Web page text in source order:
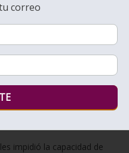
que él porque ‘Balak’ es
fuerte como para destruir
y el mismo ‘Bal’en el
nombres son ‘Am’ en Bilam
impidió la capacidad de
correo